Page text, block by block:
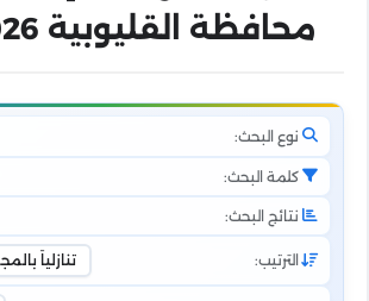
محافظة القليوبية 2026
نوع البحث:
كلمة البحث:
نتائج البحث:
الترتيب: